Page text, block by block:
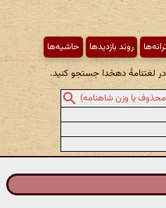
روند بازدیدها حاشیه‌ها
لغتنامهٔ دهخدا جستجو کنید.
یا وزن شاهنامه)